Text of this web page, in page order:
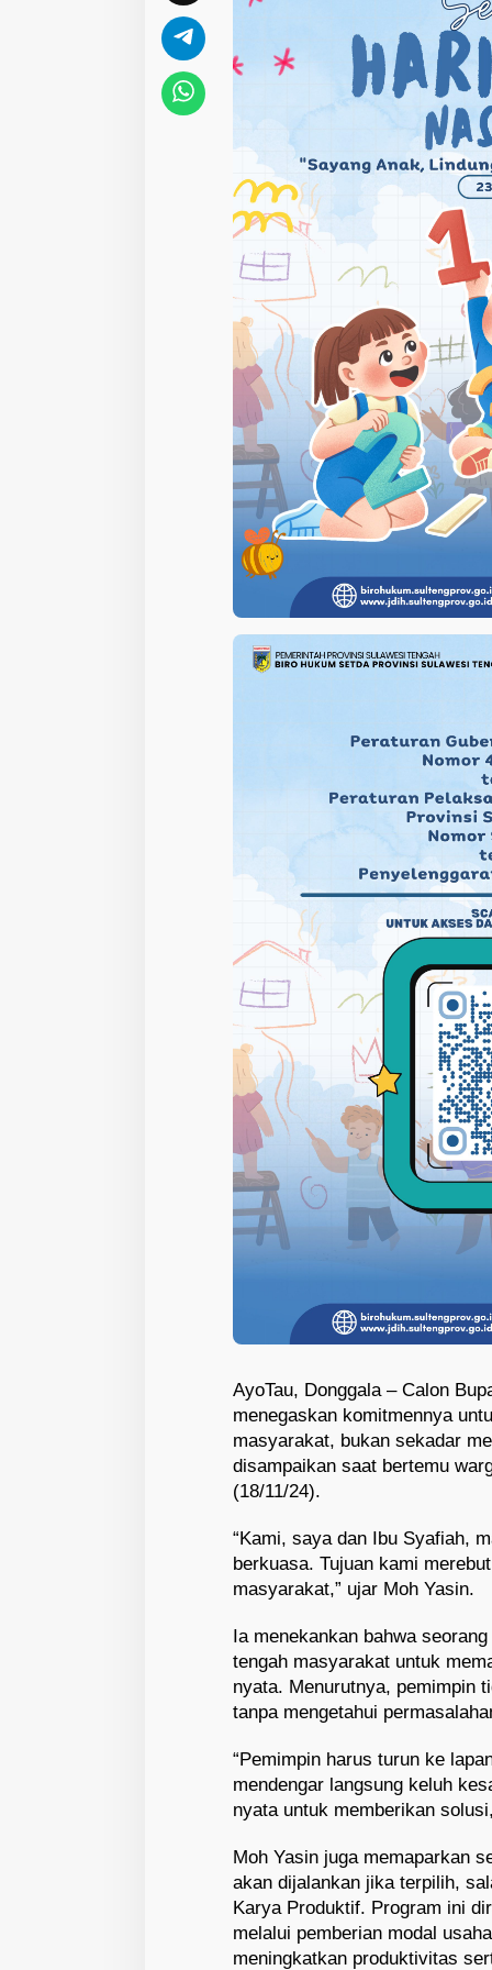
AyoTau, Donggala – Calon
menegaskan komitmennya
masyarakat, bukan sekadar
disampaikan saat bertemu
(18/11/24).
“Kami, saya dan Ibu Syafiah,
berkuasa. Tujuan kami
masyarakat,” ujar Moh Yasin.
Ia menekankan bahwa
tengah masyarakat untuk
nyata. Menurutnya, pemimpin
tanpa mengetahui
“Pemimpin harus turun ke
mendengar langsung keluh
nyata untuk memberikan
Moh Yasin juga memaparkan
akan dijalankan jika terpilih,
Karya Produktif. Program ini
melalui pemberian modal
meningkatkan produktivitas